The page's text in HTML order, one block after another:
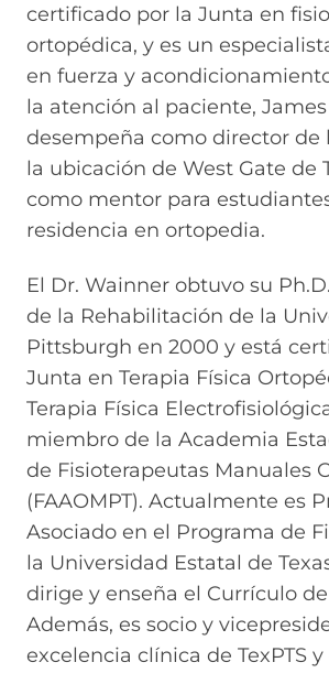
certificado por la Junta en
ortopédica, y es un
en fuerza y
la atención al paciente, James
desempeña como director de
la ubicación de West Gate de
como mentor para
residencia en ortopedia.
El Dr. Wainner obtuvo su
de la Rehabilitación de la
Pittsburgh en 2000 y está
Junta en Terapia Física
Terapia Física
miembro de la Academia
de Fisioterapeutas Manuales
(FAAOMPT). Actualmente es
Asociado en el Programa de
la Universidad Estatal de
dirige y enseña el Currículo
Además, es socio y
excelencia clínica de TexPTS